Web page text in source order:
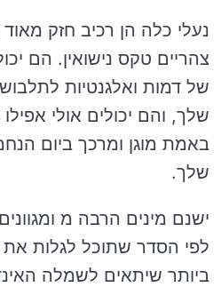
נעלי כלה הן רכיב חזק
צהריים טקס נישואין. הם
של דמות ואלגנטיות
שלך, והם יכולים אולי
באמת מוגן ומרכך ביום
שלך.
ישנם מינים הרבה מ
לפי הסדר שתוכל לגלות את
ביותר שיתאים לשמלה